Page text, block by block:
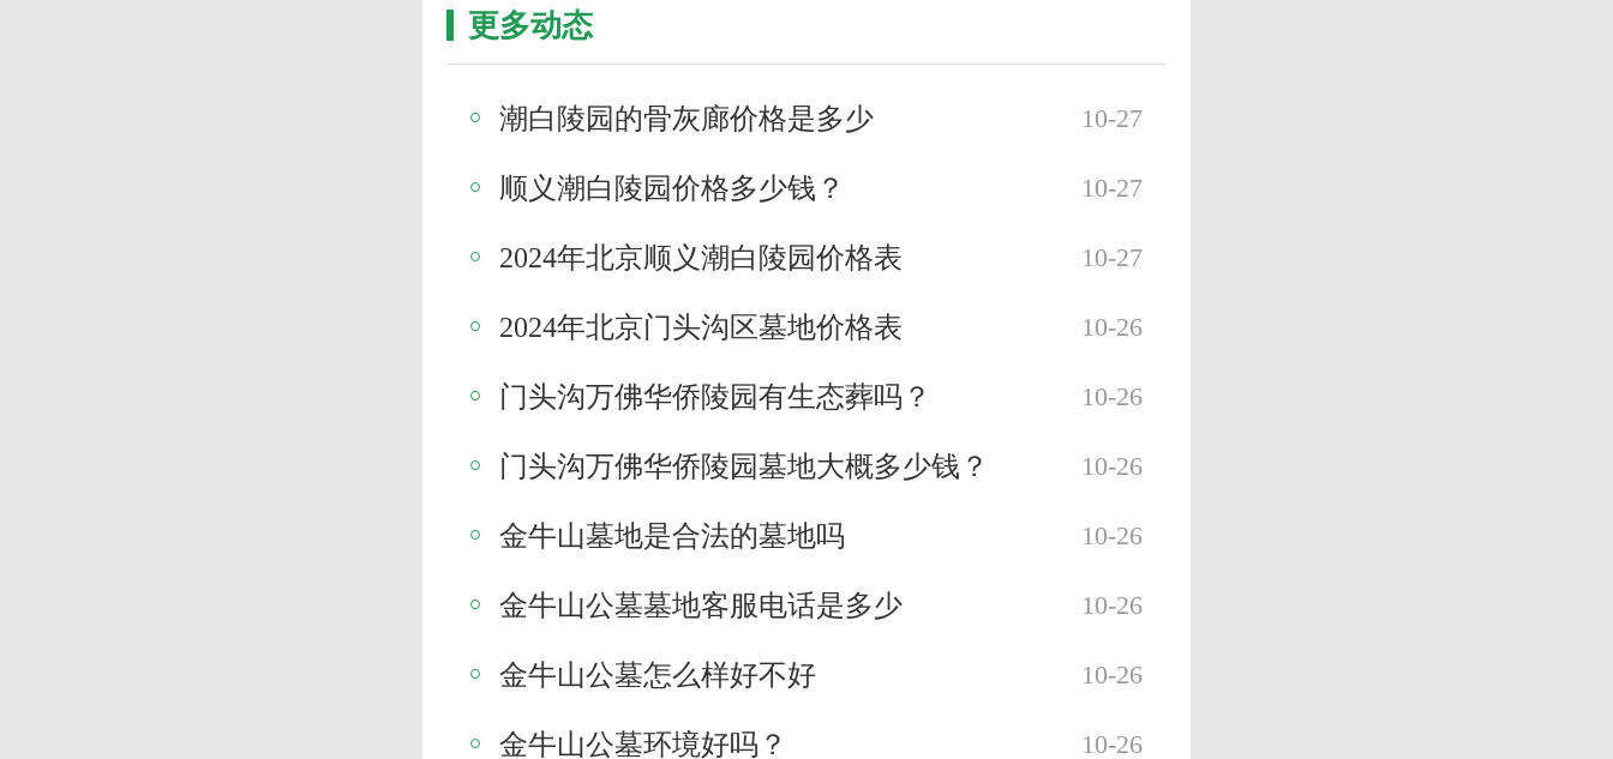
更多动态
10-27
潮白陵园的骨灰廊价格是多少
10-27
顺义潮白陵园价格多少钱？
10-27
2024年北京顺义潮白陵园价格表
10-26
2024年北京门头沟区墓地价格表
10-26
门头沟万佛华侨陵园有生态葬吗？
10-26
门头沟万佛华侨陵园墓地大概多少钱？
10-26
金牛山墓地是合法的墓地吗
10-26
金牛山公墓墓地客服电话是多少
10-26
金牛山公墓怎么样好不好
10-26
金牛山公墓环境好吗？